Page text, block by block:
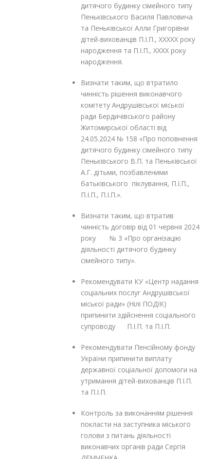
дитячого будинку сімейного типу
Пеньківського Василя Павловича
та Пеньківської Алли Григорівни
дітей-вихованців П.І.П., ХХХХХ року
народження та П.І.П., ХХХХ року
народження.
Визнати таким, що втратило
чинність рішення виконавчого
комітету Андрушівської міської
ради Бердичівського району
Житомирської області від
24.05.2024 № 158 «Про поповнення
дитячого будинку сімейного типу
Пеньківського В.П. та Пеньківської
А.Г. дітьми, позбавленими
батьківського піклування, П.І.П.,
П.І.П., П.І.П.».
Визнати таким, що втратив
чинність договір від 01 червня 2024
року № 3 «Про організацію
діяльності дитячого будинку
сімейного типу».
Рекомендувати КУ «Центр надання
соціальних послуг Андрушівської
міської ради» (Нілі ПОДІК)
припинити здійснення соціального
супроводу П.І.П. та П.І.П.
Рекомендувати Пенсійному фонду
України припинити виплату
державної соціальної допомоги на
утримання дітей-вихованців П.І.П.
та П.І.П.
Контроль за виконанням рішення
покласти на заступника міського
голови з питань діяльності
виконавчих органів ради Сергія